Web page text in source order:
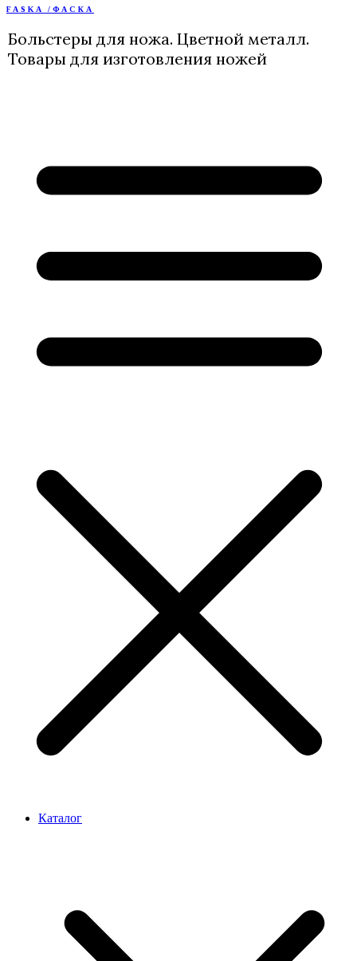
Перейти
содержимому
FASKA /ФАСКА
Больстеры для ножа. Цветной металл.
Товары для изготовления ножей
Каталог